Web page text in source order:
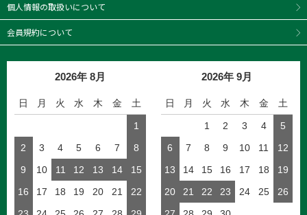
個人情報の取扱いについて
会員規約について
2026年 8月
日 月 火 水 木 金 土
1
2
3 4 5 6 7
8
9
10 11 12 13 14
15
16
17 18 19 20 21
22
2026年 9月
日 月 火 水 木 金 土
1 2 3 4
5
6
7 8 9 10 11
12
13
14 15 16 17 18
19
20
21 22 23 24 25
26